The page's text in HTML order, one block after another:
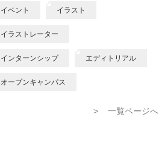
イベント イラスト
イラストレーター
インターンシップ エディトリアル
オープンキャンパス
> 一覧ページへ